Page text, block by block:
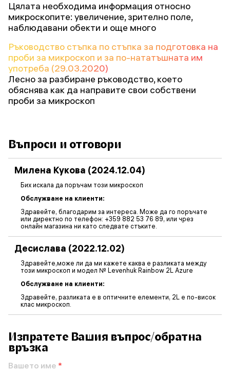
Цялата необходима информация относно
микроскопите: увеличение, зрително поле,
наблюдавани обекти и още много
Ръководство стъпка по стъпка за подготовка на
проби за микроскоп и за по-нататъшната им
употреба (29.03.2020)
Лесно за разбиране ръководство, което
обяснява как да направите свои собствени
проби за микроскоп
Въпроси и отговори
Милена Кукова (2024.12.04)
Бих искала да поръчам този микроскоп
Обслужване на клиенти:
Здравейте, благодарим за интереса. Може да го поръчате
или директно по телефон: +359 882 53 76 89, или чрез
онлайн магазина ни като следвате стъките.
Десислава (2022.12.02)
Здравейте,може ли да ми кажете каква е разликата между
този микроскоп и модел № Levenhuk Rainbow 2L Azure
Обслужване на клиенти:
Здравейте, разликата е в оптичните елементи, 2L е по-висок
клас микроскоп.
Изпратете Вашия въпрос/обратна
връзка
Вашето име *